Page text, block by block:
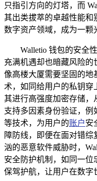
只指引方向的灯塔，而
其出类拔萃的卓越性能和
数字资产领域，成为一颗
Walletio 钱包的安全
充满机遇却也暗藏风险
像高楼大厦需要坚固的地
术，如同给用户的私钥穿
其进行高强度加密存储，
支持多因素身份验证，例
等技术，为用户的账户安
障防线，即便在面对错
汹的恶意软件威胁时，
安全防护机制，如同一位
保驾护航，让用户在数字